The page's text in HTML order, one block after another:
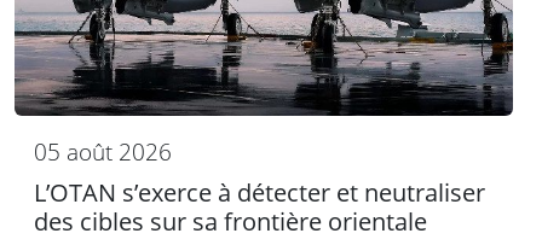
05 août 2026
L’OTAN s’exerce à détecter et neutraliser
des cibles sur sa frontière orientale